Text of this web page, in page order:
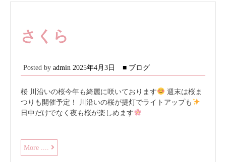
さくら
Posted by admin 2025年4月3日 ■ ブログ
桜 川沿いの桜今年も綺麗に咲いております
週末は桜ま
つりも開催予定！ 川沿いの桜が提灯でライトアップも
日中だけでなく夜も桜が楽しめます
More .... さ
く